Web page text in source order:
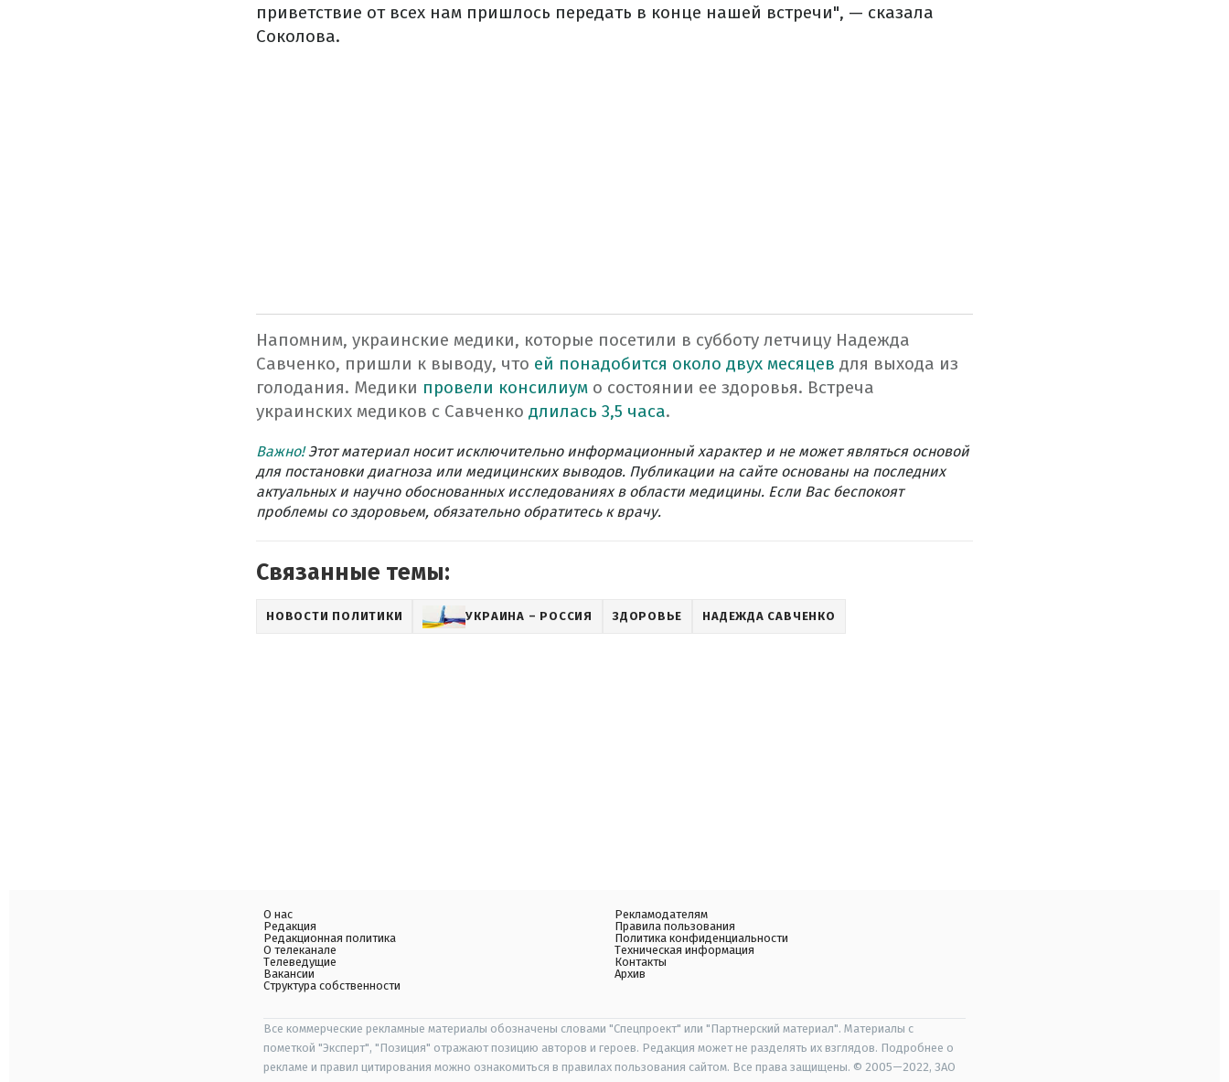
приветствие от всех нам пришлось передать в конце нашей встречи", — сказала
Соколова.
Напомним, украинские медики, которые посетили в субботу летчицу Надежда
Савченко, пришли к выводу, что ей понадобится около двух месяцев для выхода из
голодания. Медики провели консилиум о состоянии ее здоровья. Встреча
украинских медиков с Савченко длилась 3,5 часа.
Важно!Этот материал носит исключительно информационный характер и не может являться основой
для постановки диагноза или медицинских выводов. Публикации на сайте основаны на последних
актуальных и научно обоснованных исследованиях в области медицины. Если Вас беспокоят
проблемы со здоровьем, обязательно обратитесь к врачу.
Связанные темы:
НОВОСТИ ПОЛИТИКИ УКРАИНА – РОССИЯ ЗДОРОВЬЕ НАДЕЖДА САВЧЕНКО
О нас
Редакция
Редакционная политика
О телеканале
Телеведущие
Вакансии
Структура собственности
Рекламодателям
Правила пользования
Политика конфиденциальности
Техническая информация
Контакты
Архив
Все коммерческие рекламные материалы обозначены словами "Спецпроект" или "Партнерский материал". Материалы с
пометкой "Эксперт", "Позиция" отражают позицию авторов и героев. Редакция может не разделять их взглядов. Подробнее о
рекламе и правил цитирования можно ознакомиться в правилах пользования сайтом. Все права защищены. © 2005—2022, ЗАО